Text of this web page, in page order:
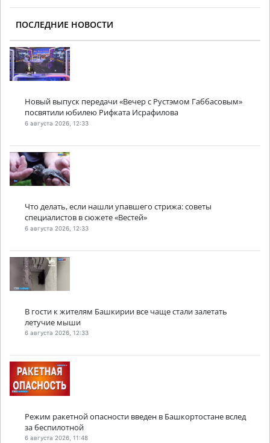
ПОСЛЕДНИЕ НОВОСТИ
Новый выпуск передачи «Вечер с Рустэмом Габбасовым»
посвятили юбилею Рифката Исрафилова
6 августа 2026, 12:33
Что делать, если нашли упавшего стрижа: советы
специалистов в сюжете «Вестей»
6 августа 2026, 12:33
В гости к жителям Башкирии все чаще стали залетать
летучие мыши
6 августа 2026, 12:33
Режим ракетной опасности введен в Башкортостане вслед
за беспилотной
6 августа 2026, 11:48